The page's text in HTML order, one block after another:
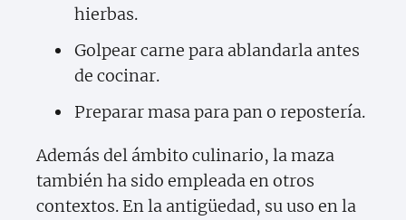
hierbas.
Golpear carne para ablandarla antes
de cocinar.
Preparar masa para pan o repostería.
Además del ámbito culinario, la maza
también ha sido empleada en otros
contextos. En la antigüedad, su uso en la